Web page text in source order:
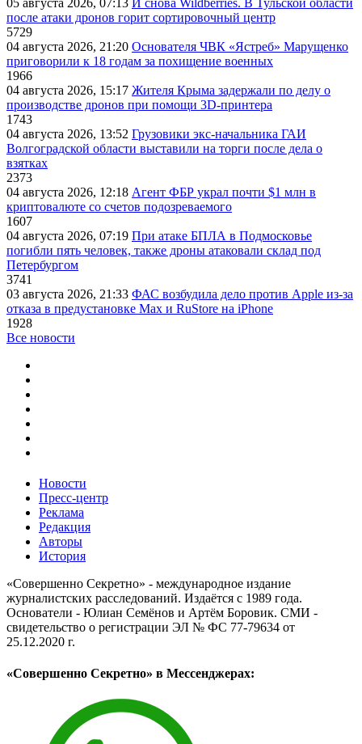
05 августа 2026, 07:13 И снова Wildberries. В Тульской области
после атаки дронов горит сортировочный центр
5729
04 августа 2026, 21:20 Основателя ЧВК «Ястреб» Марущенко
приговорили к 18 годам за похищение военных
1966
04 августа 2026, 15:17 Жителя Крыма задержали по делу о
производстве дронов при помощи 3D‑принтера
1743
04 августа 2026, 13:52 Грузовики экс-начальника ГАИ
Волгоградской области выставили на торги после дела о
взятках
2373
04 августа 2026, 12:18 Агент ФБР украл почти $1 млн в
криптовалюте со счетов подозреваемого
1607
04 августа 2026, 07:19 При атаке БПЛА в Подмосковье
погибли пять человек, также дроны атаковали склад под
Петербургом
3741
03 августа 2026, 21:33 ФАС возбудила дело против Apple из-за
отказа в предустановке Max и RuStore на iPhone
1928
Все новости
Новости
Пресс-центр
Реклама
Редакция
Авторы
История
«Совершенно Секретно» - международное издание
журналистских расследований. Издаётся с 1989 года.
Основатели - Юлиан Семёнов и Артём Боровик. CМИ -
свидетельство о регистрации ЭЛ № ФС 77-79634 от
25.12.2020 г.
«Совершенно Секретно» в Мессенджерах: